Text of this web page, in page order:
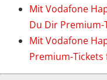
Mit Vodafone
Du Dir
Mit Vodafone
Premium-